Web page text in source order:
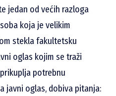
jedan od većih razloga
koja je velikim
stekla fakultetsku
oglas kojim se traži
potrebnu
javni oglas, dobiva pitanja: